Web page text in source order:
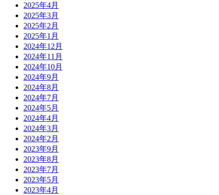
2025年4月
2025年3月
2025年2月
2025年1月
2024年12月
2024年11月
2024年10月
2024年9月
2024年8月
2024年7月
2024年5月
2024年4月
2024年3月
2024年2月
2023年9月
2023年8月
2023年7月
2023年5月
2023年4月